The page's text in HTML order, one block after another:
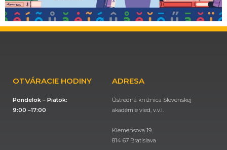
OTVÁRACIE HODINY
Pondelok – Piatok:
9:00 –17:00
ADRESA
Ústredná knižnica Slovenskej
akadémie vied, v.v.i.
Klemensova 19
814 67 Bratislava